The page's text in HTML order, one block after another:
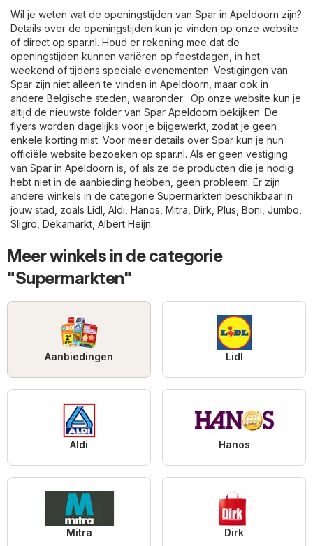
Wil je weten wat de openingstijden van Spar in Apeldoorn zijn?
Details over de openingstijden kun je vinden op onze website
of direct op spar.nl. Houd er rekening mee dat de
openingstijden kunnen variëren op feestdagen, in het
weekend of tijdens speciale evenementen. Vestigingen van
Spar zijn niet alleen te vinden in Apeldoorn, maar ook in
andere Belgische steden, waaronder . Op onze website kun je
altijd de nieuwste folder van Spar Apeldoorn bekijken. De
flyers worden dagelijks voor je bijgewerkt, zodat je geen
enkele korting mist. Voor meer details over Spar kun je hun
officiële website bezoeken op spar.nl. Als er geen vestiging
van Spar in Apeldoorn is, of als ze de producten die je nodig
hebt niet in de aanbieding hebben, geen probleem. Er zijn
andere winkels in de categorie Supermarkten beschikbaar in
jouw stad, zoals Lidl Aldi Hanos Mitra Dirk Plus Boni Jumbo
Sligro Dekamarkt Albert Heijn.
Meer winkels in de categorie
"Supermarkten"
Aanbiedingen Lidl
Aldi Hanos
Mitra Dirk